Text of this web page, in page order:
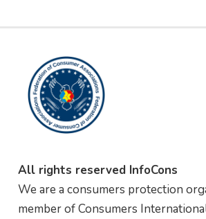
All rights reserved InfoCons
We are a consumers protection
member of Consumers